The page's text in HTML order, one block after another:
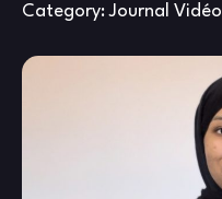
Category:Journal Vidéo